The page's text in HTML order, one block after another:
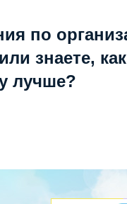
6
по
знаете,
лучше?